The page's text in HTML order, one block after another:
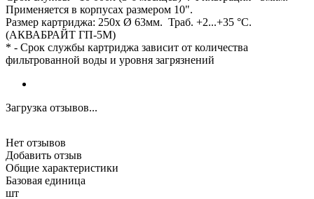
Применяется в корпусах размером 10".
Размер картриджа: 250х Ø 63мм. Траб. +2...+35 °С.
(АКВАБРАЙТ ГП-5М)
* - Срок службы картриджа зависит от количества
фильтрованной воды и уровня загрязнений
Загрузка отзывов...
Нет отзывов
Добавить отзыв
Общие характеристики
Базовая единица
шт